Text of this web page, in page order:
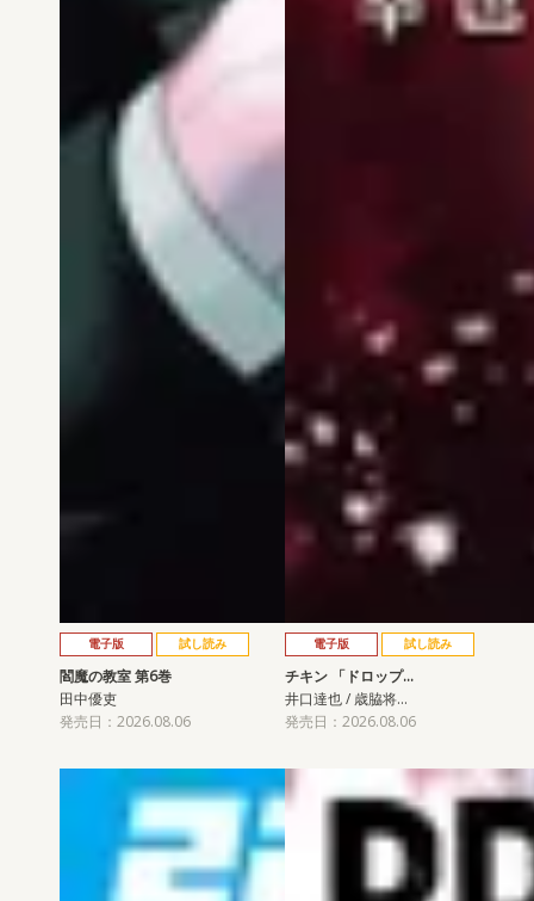
電子版 試し読み
閻魔の教室 第6巻
田中優吏
発売日：2026.08.06
電子版 試し読み
チキン 「ドロップ…
井口達也 / 歳脇将…
発売日：2026.08.06